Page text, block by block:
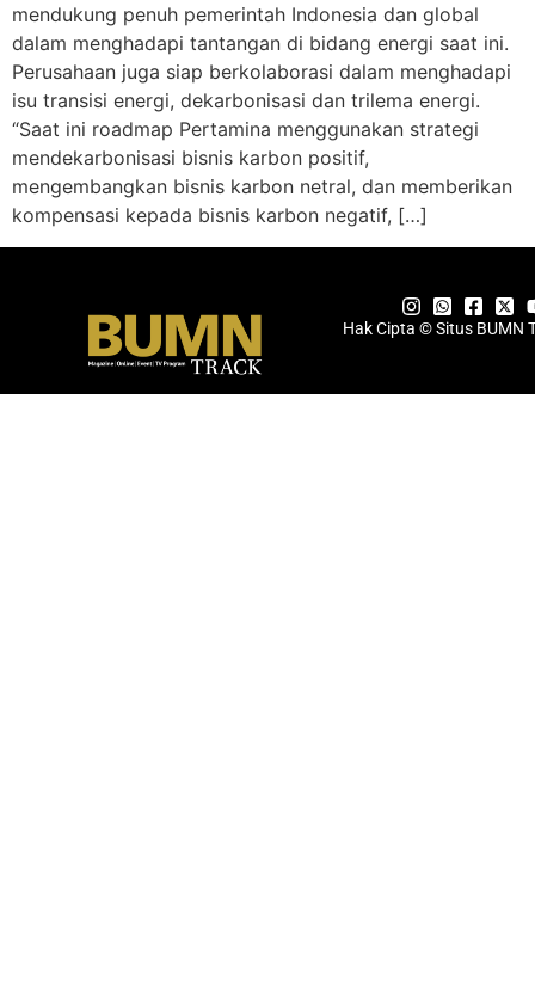
mendukung penuh pemerintah Indonesia dan global
dalam menghadapi tantangan di bidang energi saat ini.
Perusahaan juga siap berkolaborasi dalam menghadapi
isu transisi energi, dekarbonisasi dan trilema energi.
“Saat ini roadmap Pertamina menggunakan strategi
mendekarbonisasi bisnis karbon positif,
mengembangkan bisnis karbon netral, dan memberikan
kompensasi kepada bisnis karbon negatif, […]
Hak Cipta © Situs BUMN